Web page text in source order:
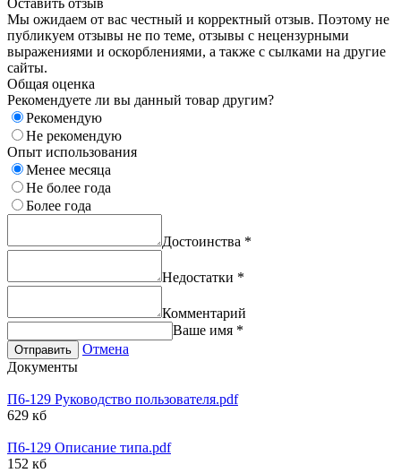
Оставить отзыв
Мы ожидаем от вас честный и корректный отзыв. Поэтому не
публикуем отзывы не по теме, отзывы с нецензурными
выражениями и оскорблениями, а также с сылками на другие
сайты.
Общая оценка
Рекомендуете ли вы данный товар другим?
Рекомендую
Не рекомендую
Опыт использования
Менее месяца
Не более года
Более года
Достоинства *
Недостатки *
Комментарий
Ваше имя *
Отправить
Отмена
Документы
П6-129 Руководство пользователя.pdf
629 кб
П6-129 Описание типа.pdf
152 кб